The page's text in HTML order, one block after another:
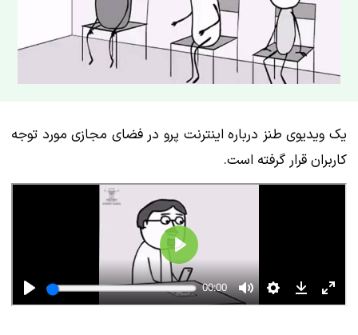
یک ویدیوی طنز درباره اینترنت پرو در فضای مجازی مورد توجه
کاربران قرار گرفته است.